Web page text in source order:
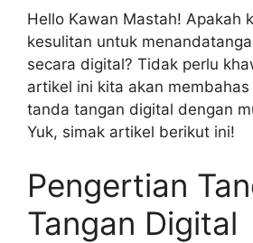
Hello Kawan Mastah! Apakah
kesulitan untuk
secara digital? Tidak perlu
artikel ini kita akan
tanda tangan digital dengan
Yuk, simak artikel berikut ini!
Pengertian
Tangan Digital